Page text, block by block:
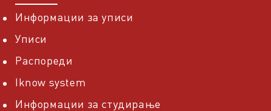
Информации за уписи
Уписи
Распореди
Iknow system
Информации за студирање